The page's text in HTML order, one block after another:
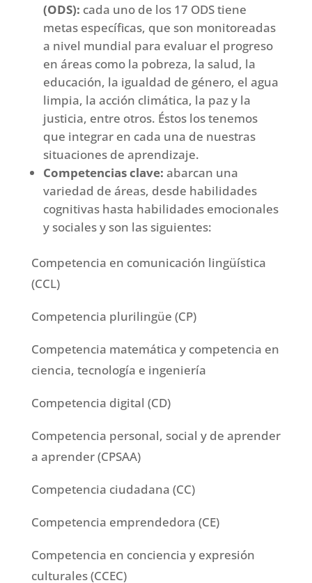
(ODS): cada uno de los 17 ODS tiene
metas específicas, que son monitoreadas
a nivel mundial para evaluar el progreso
en áreas como la pobreza, la salud, la
educación, la igualdad de género, el agua
limpia, la acción climática, la paz y la
justicia, entre otros. Éstos los tenemos
que integrar en cada una de nuestras
situaciones de aprendizaje.
Competencias clave: abarcan una
variedad de áreas, desde habilidades
cognitivas hasta habilidades emocionales
y sociales y son las siguientes:
Competencia en comunicación lingüística
(CCL)
Competencia plurilingüe (CP)
Competencia matemática y competencia en
ciencia, tecnología e ingeniería
Competencia digital (CD)
Competencia personal, social y de aprender
a aprender (CPSAA)
Competencia ciudadana (CC)
Competencia emprendedora (CE)
Competencia en conciencia y expresión
culturales (CCEC)